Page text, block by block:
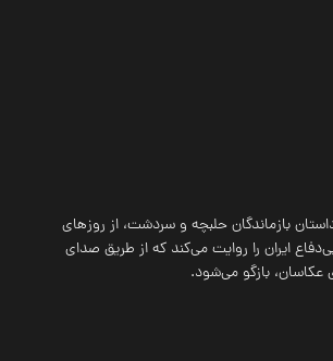
بازماندگان حلبچه و سردشت، از روزهای
ایران را روایت می‌کند که از طریق صدای
بازگو می‌شود.